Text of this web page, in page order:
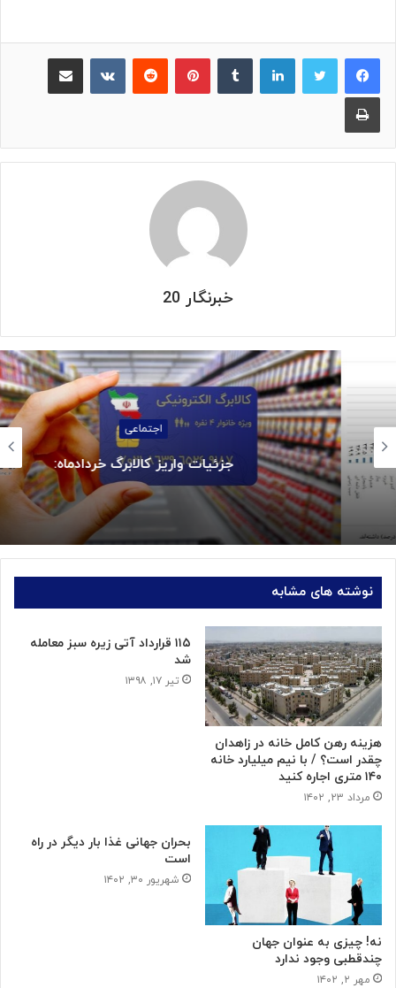
لینکدین پینترست ‫رددیت
چاپ
خبرنگار 20
اجتماعی
جزئیات واریز کالابرگ خردادماه:
نوشته های مشابه
هزینه رهن کامل خانه در زاهدان
چقدر است؟ / با نیم میلیارد خانه
۱۴۰ متری اجاره کنید
مرداد ۲۳, ۱۴۰۲
۱۱۵ قرارداد آتی زیره سبز معامله
شد
تیر ۱۷, ۱۳۹۸
نه! چیزی به عنوان جهان
چندقطبی وجود ندارد
مهر ۲, ۱۴۰۲
بحران جهانی غذا بار دیگر در راه
است
شهریور ۳۰, ۱۴۰۲